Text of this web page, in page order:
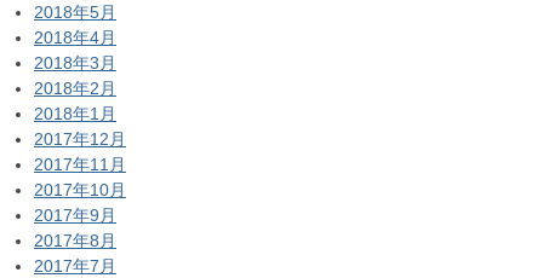
2018年5月
2018年4月
2018年3月
2018年2月
2018年1月
2017年12月
2017年11月
2017年10月
2017年9月
2017年8月
2017年7月